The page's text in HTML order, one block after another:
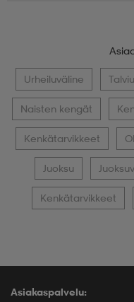
Urheiluväline
Naisten kengät
Kenkätarvikkeet
Juoksu
Kenkätarvikkeet
Asiakaspalvelu: